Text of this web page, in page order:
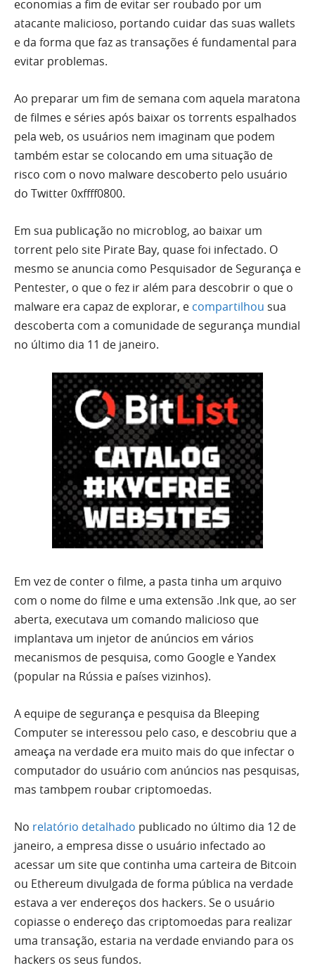
economias a fim de evitar ser roubado por um
atacante malicioso, portando cuidar das suas wallets
e da forma que faz as transações é fundamental para
evitar problemas.
Ao preparar um fim de semana com aquela maratona
de filmes e séries após baixar os torrents espalhados
pela web, os usuários nem imaginam que podem
também estar se colocando em uma situação de
risco com o novo malware descoberto pelo usuário
do Twitter 0xffff0800.
Em sua publicação no microblog, ao baixar um
torrent pelo site Pirate Bay, quase foi infectado. O
mesmo se anuncia como Pesquisador de Segurança e
Pentester, o que o fez ir além para descobrir o que o
malware era capaz de explorar, e compartilhou sua
descoberta com a comunidade de segurança mundial
no último dia 11 de janeiro.
Em vez de conter o filme, a pasta tinha um arquivo
com o nome do filme e uma extensão .lnk que, ao ser
aberta, executava um comando malicioso que
implantava um injetor de anúncios em vários
mecanismos de pesquisa, como Google e Yandex
(popular na Rússia e países vizinhos).
A equipe de segurança e pesquisa da Bleeping
Computer se interessou pelo caso, e descobriu que a
ameaça na verdade era muito mais do que infectar o
computador do usuário com anúncios nas pesquisas,
mas tambpem roubar criptomoedas.
No relatório detalhado publicado no último dia 12 de
janeiro, a empresa disse o usuário infectado ao
acessar um site que continha uma carteira de Bitcoin
ou Ethereum divulgada de forma pública na verdade
estava a ver endereços dos hackers. Se o usuário
copiasse o endereço das criptomoedas para realizar
uma transação, estaria na verdade enviando para os
hackers os seus fundos.